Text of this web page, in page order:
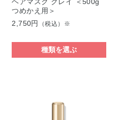
つめかえ用＞
2,750円
（税込）※
種類を選ぶ